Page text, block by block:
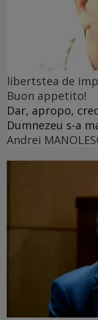
libertstea de
Buon appetito!
Dar, apropo,
Dumnezeu s-a
Andrei